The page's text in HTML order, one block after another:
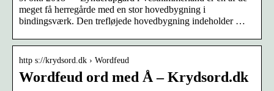
meget få herregårde med en stor hovedbygning i
bindingsværk. Den trefløjede hovedbygning indeholder …
http s://krydsord.dk › Wordfeud
Wordfeud ord med Å – Krydsord.dk